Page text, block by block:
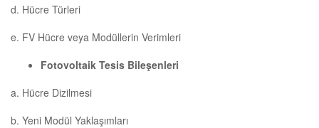
d. Hücre Türleri
e. FV Hücre veya Modüllerin Verimleri
Fotovoltaik Tesis Bileşenleri
a. Hücre Dizilmesi
b. Yeni Modül Yaklaşımları